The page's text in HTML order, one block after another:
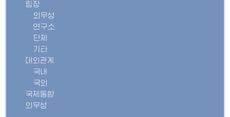
립장
외무성
연구소
단체
기타
대외관계
국내
국외
국제동향
외무성